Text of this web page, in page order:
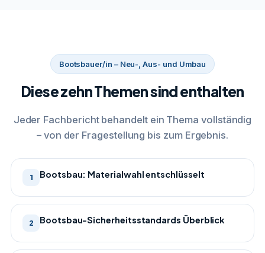
Bootsbauer/in – Neu-, Aus- und Umbau
Diese zehn Themen sind enthalten
Jeder Fachbericht behandelt ein Thema vollständig
– von der Fragestellung bis zum Ergebnis.
1 Bootsbau: Materialwahl entschlüsselt
2 Bootsbau-Sicherheitsstandards Überblick